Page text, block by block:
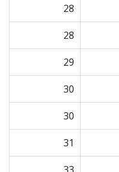
28
28
29
30
30
31